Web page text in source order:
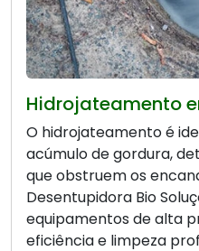
Hidrojateamento
O hidrojateamento é
acúmulo de gordura,
que obstruem os
Desentupidora Bio
equipamentos de alta
eficiência e limpeza